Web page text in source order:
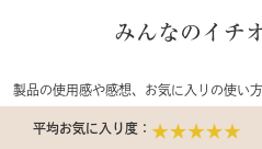
みんなのイチ
製品の使用感や感想、お気に入りの使い
平均お気に入り度：